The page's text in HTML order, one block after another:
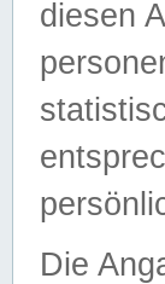
diesen
Die